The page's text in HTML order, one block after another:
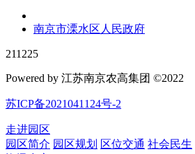
南京市溧水区人民政府
211225
Powered by 江苏南京农高集团 ©2022
苏ICP备2021041124号-2
走进园区
园区简介 园区规划 区位交通 社会民生